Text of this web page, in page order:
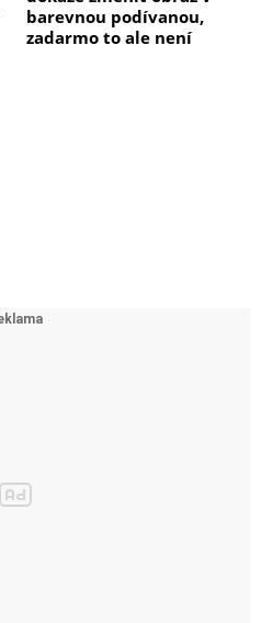
barevnou podívanou,
zadarmo to ale není